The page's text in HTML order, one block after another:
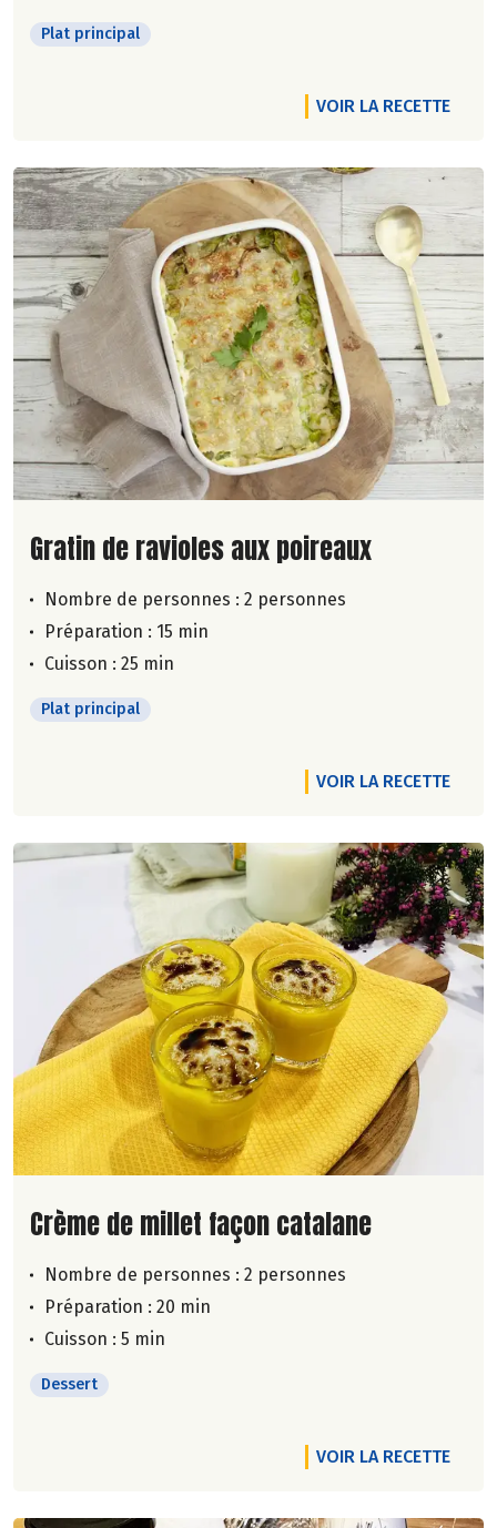
Plat principal
VOIR LA RECETTE
Lire la suite de la recette
Gratin de ravioles aux poireaux
Nombre de personnes : 2 personnes
Préparation : 15 min
Cuisson : 25 min
Plat principal
VOIR LA RECETTE
Lire la suite de la recette
Crème de millet façon catalane
Nombre de personnes : 2 personnes
Préparation : 20 min
Cuisson : 5 min
Dessert
VOIR LA RECETTE